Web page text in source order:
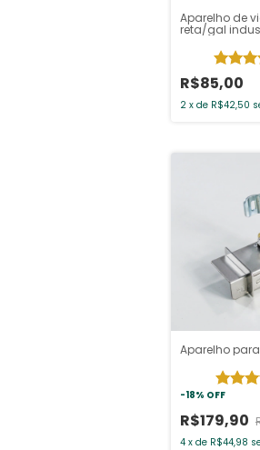
Aparelho de
reta/gal
R$85,00
2 x de R$42,50
Aparelho
-18% OFF
R$179,90
4 x de R$44,98